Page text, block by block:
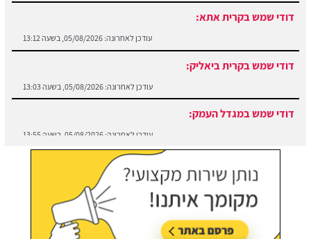
דודי שמש בקרית אתא:
עודכן לאחרונה: 05/08/2026, בשעה 13:12
דודי שמש בקרית ביאליק:
עודכן לאחרונה: 05/08/2026, בשעה 13:03
דודי שמש במגדל העמק:
עודכן לאחרונה: 05/08/2026, בשעה 13:55